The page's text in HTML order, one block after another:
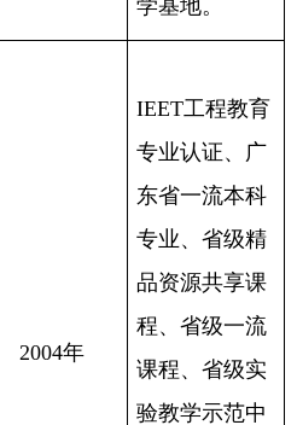
学基地。
2004年
IEET工程教育
专业认证、广
东省一流本科
专业、省级精
品资源共享课
程、省级一流
课程、省级实
验教学示范中